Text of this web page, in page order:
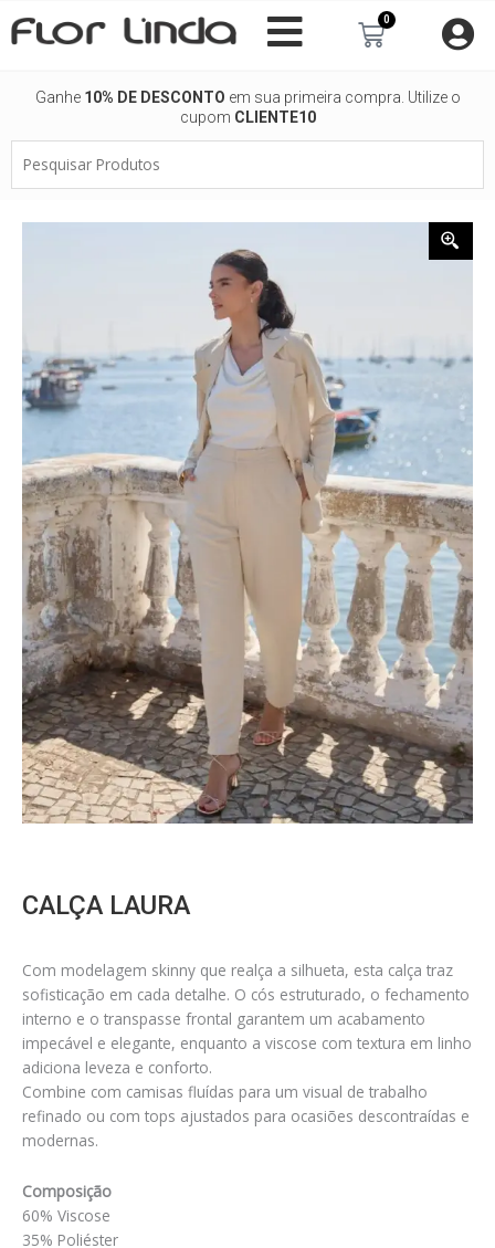
para
0
Carrinho
Ganhe 10% DE DESCONTO em sua primeira compra. Utilize o
cupom CLIENTE10
Produtos
CALÇA LAURA
Com modelagem skinny que realça a silhueta, esta calça traz
sofisticação em cada detalhe. O cós estruturado, o fechamento
interno e o transpasse frontal garantem um acabamento
impecável e elegante, enquanto a viscose com textura em linho
adiciona leveza e conforto.
Combine com camisas fluídas para um visual de trabalho
refinado ou com tops ajustados para ocasiões descontraídas e
modernas.
Composição
60% Viscose
35% Poliéster